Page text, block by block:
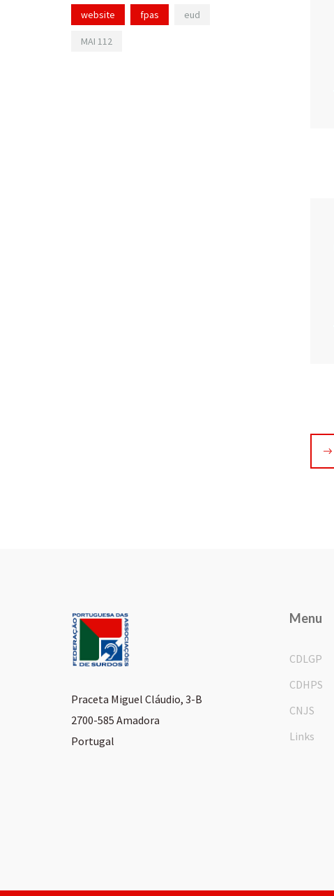
website fpas eud
MAI 112
Praceta Miguel Cláudio, 3-B
2700-585 Amadora
Portugal
Menu
CDLGP
CDHPS
CNJS
Links